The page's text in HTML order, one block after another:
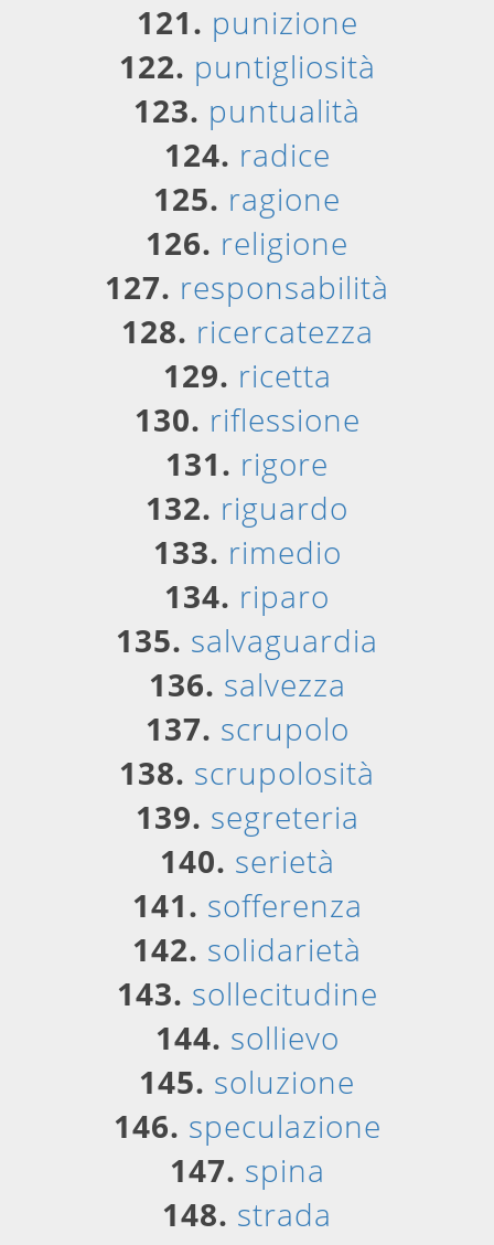
121. punizione
122. puntigliosità
123. puntualità
124. radice
125. ragione
126. religione
127. responsabilità
128. ricercatezza
129. ricetta
130. riflessione
131. rigore
132. riguardo
133. rimedio
134. riparo
135. salvaguardia
136. salvezza
137. scrupolo
138. scrupolosità
139. segreteria
140. serietà
141. sofferenza
142. solidarietà
143. sollecitudine
144. sollievo
145. soluzione
146. speculazione
147. spina
148. strada